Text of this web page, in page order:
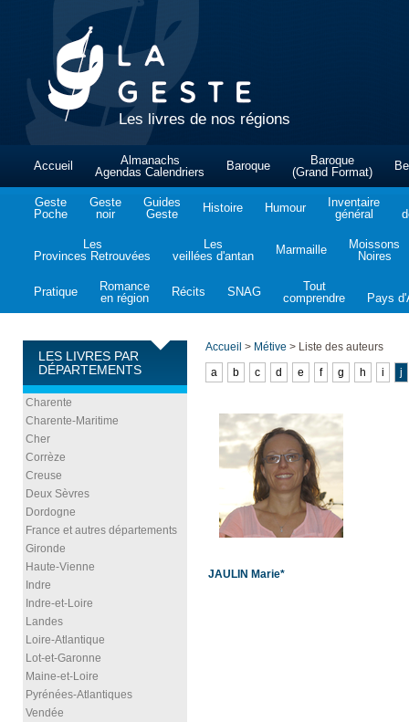
Les livres de nos régions
Accueil
Almanachs
Agendas Calendriers
Baroque
Baroque
(Grand Format)
Geste
Poche
Geste
noir
Guides
Geste
Histoire Humour
Inventaire
général
Les
Provinces Retrouvées
Les
veillées d'antan
Marmaille
Moissons
Noires
Pratique
Romance
en région
Récits SNAG
Tout
comprendre
Pays
LES LIVRES PAR
DÉPARTEMENTS
Charente
Charente-Maritime
Cher
Corrèze
Creuse
Deux Sèvres
Dordogne
France et autres départements
Gironde
Haute-Vienne
Indre
Indre-et-Loire
Landes
Loire-Atlantique
Lot-et-Garonne
Maine-et-Loire
Pyrénées-Atlantiques
Vendée
Accueil > Métive > Liste des auteurs
a
b c d e f g h i j
JAULIN Marie*